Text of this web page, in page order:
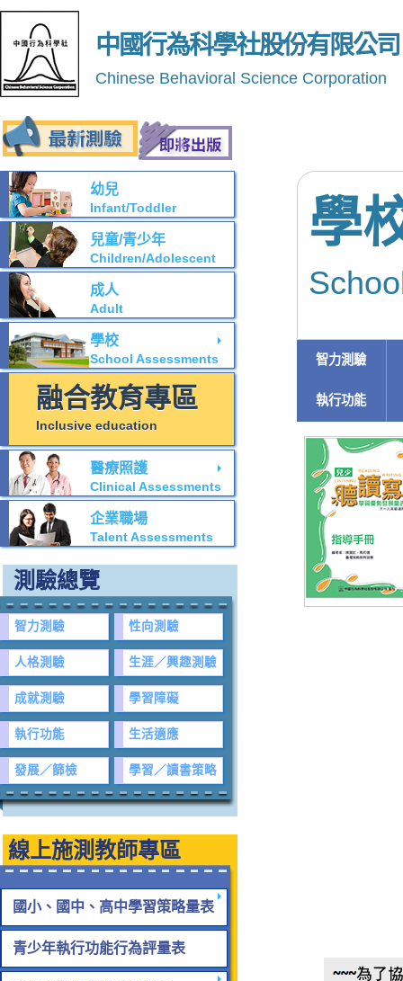
中國行為科學社股份有限公司
Chinese Behavioral Science Corporation
學
智力測驗
執行功能
幼兒
Infant/Toddler
兒童/青少年
Children/Adolescent
成人
Adult
學校
School Assessments
融合教育專區
Inclusive education
醫療照護
Clinical Assessments
企業職場
Talent Assessments
測驗總覽
智力測驗 性向測驗
人格測驗 生涯／興趣測驗
成就測驗 學習障礙
執行功能 生活適應
發展／篩檢 學習／讀書策略
線上施測教師專區
國小、國中、高中學習策略量表
青少年執行功能行為評量表